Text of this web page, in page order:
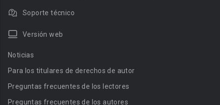
Soporte técnico
Versión web
Noticias
Para los titulares de derechos de autor
Preguntas frecuentes de los lectores
Preguntas frecuentes de los autores